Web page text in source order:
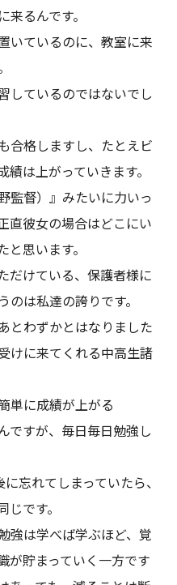
るんです。
いているのに、教室に来
しているのではないでし
合格しますし、たとえビ
は上がっていきます。
監督）』みたいに力いっ
直彼女の場合はどこにい
思います。
だけている、保護者様に
は私達の誇りです。
とわずかとはなりました
けに来てくれる中高生諸
単に成績が上がる
ですが、毎日毎日勉強し
忘れてしまっていたら、
です。
強は学べば学ぶほど、覚
が貯まっていく一方です